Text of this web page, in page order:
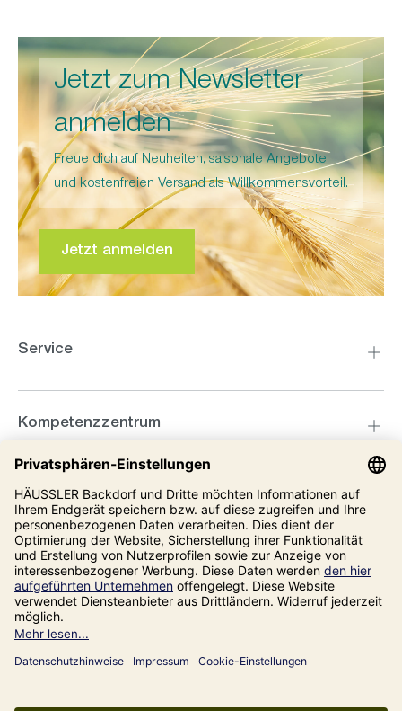
Jetzt zum Newsletter
anmelden
Freue dich auf Neuheiten, saisonale Angebote
und kostenfreien Versand als Willkommensvorteil.
Jetzt anmelden
Service
Kompetenzzentrum
Informationen
Unsere Adresse